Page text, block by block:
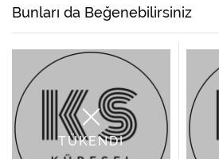
Bunları da Beğenebilirsiniz
TÜKENDİ